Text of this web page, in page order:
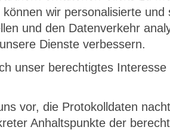
wir personalisierte
und den Datenverkehr
Dienste verbessern.
unser berechtigtes
vor, die Protokolldaten
Anhaltspunkte der